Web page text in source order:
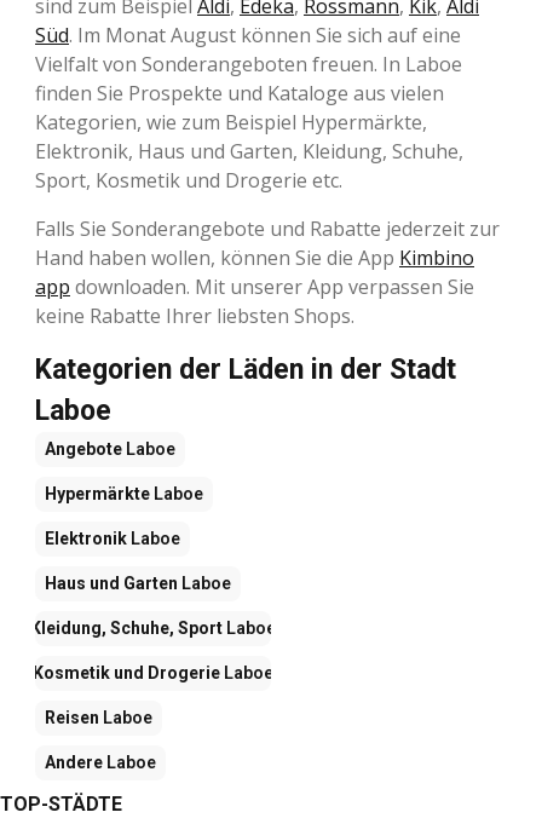
sind zum Beispiel Aldi, Edeka, Rossmann, Kik, Aldi
Süd. Im Monat August können Sie sich auf eine
Vielfalt von Sonderangeboten freuen. In Laboe
finden Sie Prospekte und Kataloge aus vielen
Kategorien, wie zum Beispiel Hypermärkte,
Elektronik, Haus und Garten, Kleidung, Schuhe,
Sport, Kosmetik und Drogerie etc.
Falls Sie Sonderangebote und Rabatte jederzeit zur
Hand haben wollen, können Sie die App Kimbino
app downloaden. Mit unserer App verpassen Sie
keine Rabatte Ihrer liebsten Shops.
Kategorien der Läden in der Stadt
Laboe
Angebote Laboe
Hypermärkte Laboe
Elektronik Laboe
Haus und Garten Laboe
Kleidung, Schuhe, Sport Laboe
Kosmetik und Drogerie Laboe
Reisen Laboe
Andere Laboe
TOP-STÄDTE